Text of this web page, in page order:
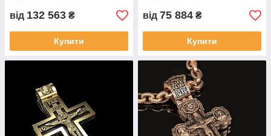
від 132 563 ₴
Купити
від 75 884 ₴
Купити